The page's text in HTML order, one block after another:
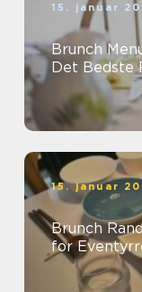
15. januar
Brunch
Det Bedste
15. januar
Brunch
for